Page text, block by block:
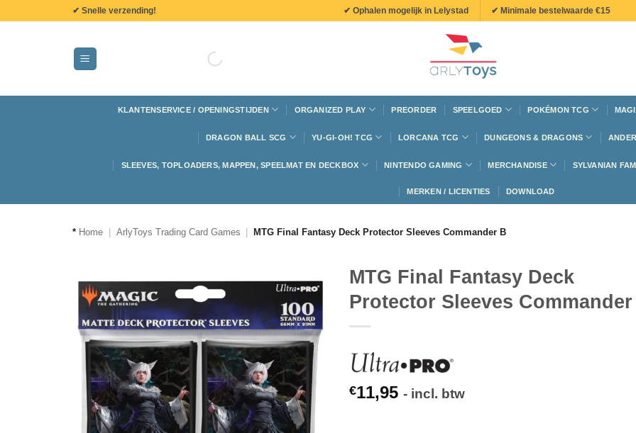
✔ Snelle verzending! ✔ Ophalen mogelijk in Lelystad ✔ Minimale bestelwaarde €15
KLANTENSERVICE / OPENINGSTIJDEN ORGANIZED PLAY PREORDER SPEELGOED POKÉMON TCG
DRAGON BALL SCG YU-GI-OH! TCG LORCANA TCG DUNGEONS & DRAGONS
SLEEVES, TOPLOADERS, MAPPEN, SPEELMAT EN DECKBOX NINTENDO GAMING MERCHANDISE SYLVANIAN
MERKEN / LICENTIES DOWNLOAD
* Home ArlyToys Trading Card Games MTG Final Fantasy Deck Protector Sleeves Commander B
MTG Final Fantasy Deck
Protector Sleeves
€11,95 - incl. btw